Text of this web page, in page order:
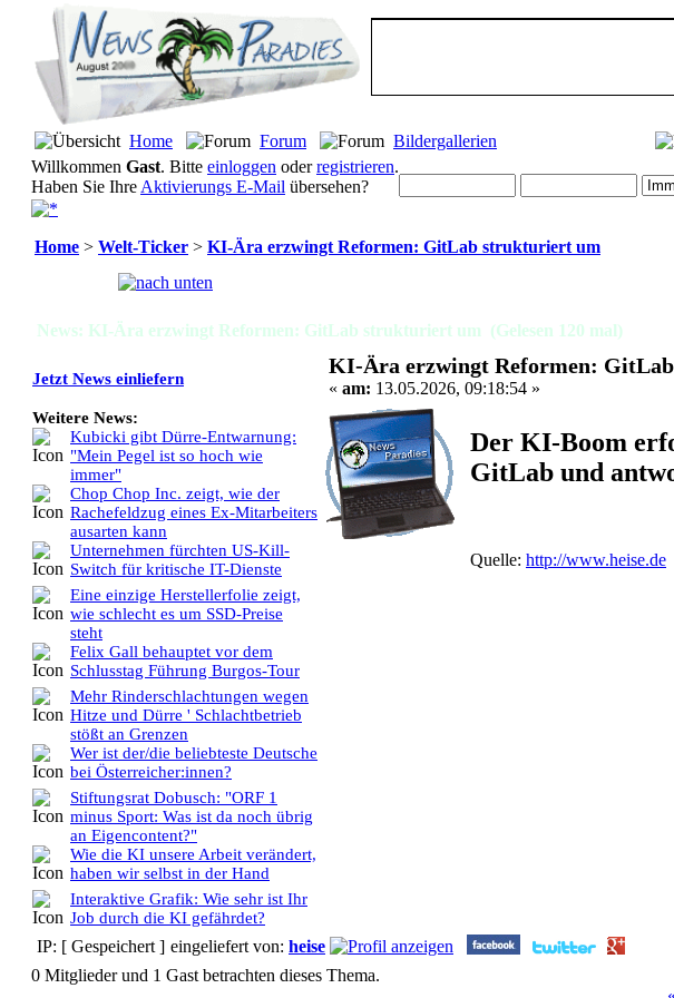
Home Forum Bildergallerien
Willkommen Gast. Bitte einloggen oderregistrieren.
Haben Sie Ihre Aktivierungs E-Mail übersehen?
Home > Welt-Ticker > KI-Ära erzwingt Reformen: GitLab strukturiert um
News: KI-Ära erzwingt Reformen: GitLab strukturiert um (Gelesen 120 mal)
Jetzt News einliefern
Weitere News:
Kubicki gibt Dürre-Entwarnung:
"Mein Pegel ist so hoch wie
immer"
Chop Chop Inc. zeigt, wie der
Rachefeldzug eines Ex-Mitarbeiters
ausarten kann
Unternehmen fürchten US-Kill-
Switch für kritische IT-Dienste
Eine einzige Herstellerfolie zeigt,
wie schlecht es um SSD-Preise
steht
Felix Gall behauptet vor dem
Schlusstag Führung Burgos-Tour
Mehr Rinderschlachtungen wegen
Hitze und Dürre ' Schlachtbetrieb
stößt an Grenzen
Wer ist der/die beliebteste Deutsche
bei Österreicher:innen?
Stiftungsrat Dobusch: "ORF 1
minus Sport: Was ist da noch übrig
an Eigencontent?"
Wie die KI unsere Arbeit verändert,
haben wir selbst in der Hand
Interaktive Grafik: Wie sehr ist Ihr
Job durch die KI gefährdet?
KI-Ära erzwingt Reformen:
« am: 13.05.2026, 09:18:54 »
Der KI-Boom
GitLab und
Quelle: http://www.heise.de
IP: [ Gespeichert ] eingeliefert von: heise
0 Mitglieder und 1 Gast betrachten dieses Thema.